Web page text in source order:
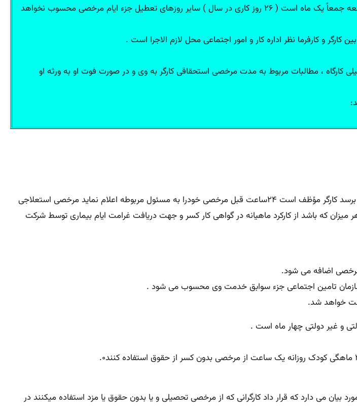
-ماده ۶۴ قانون کار : مرخصی استحقاقی سالانه کارگران با استفاده از مزد و احتساب چهار روز جمعه جمعاً یک ماه است ( ۲۶ روز کاری در سال ) سایر روزهای تعطیل جزء ایام مرخصی محسوب نخواهد
تعطیلی کارگاه ، مطالبات مربوط به مدت مرخصی استحقاقی کارگر به وی و در صورت فوت او به ورثه او
مرخصی های استعلاجی پس از تائید پزشک معتمد باید به تائید مسئول واحد محل خدمت کارگر برسد کارگر مؤظف است ۲۴ساعت قبل مرخصی خودرا به مسئول مربوطه اعلام نماید مرخصی استعلاجی
که باشد از کارکرد ماهیانه در گواهی کار کسر و جهت دریافت غرامت ایام بیماری توسط شرکت
کارگر و توافق کار فرما صادر می شود. ماده ۱۶ قانون کار دراین مورد بیان می دارد که قرار داد کارگرانی که از مرخصی تحصیلی و یا بدون حقوق یا مزد استفاده میکنند در